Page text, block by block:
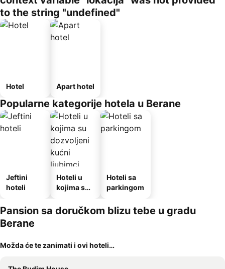
to the string "undefined"
Hotel Apart hotel
Popularne kategorije hotela u Berane
Jeftini
hoteli
Hoteli u
kojima su
kućni
ljubimci
Hoteli sa
parkingom
Pansion sa doručkom blizu tebe u gradu
Berane
Možda će te zanimati i ovi hoteli…